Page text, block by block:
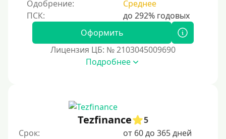
Срок
2 недели
Одобрение:
Среднее
Оформить
Лицензия ЦБ: № 2103045009690
Подробнее
Tezfinance
5
Срок:
от 60 до 365 дней